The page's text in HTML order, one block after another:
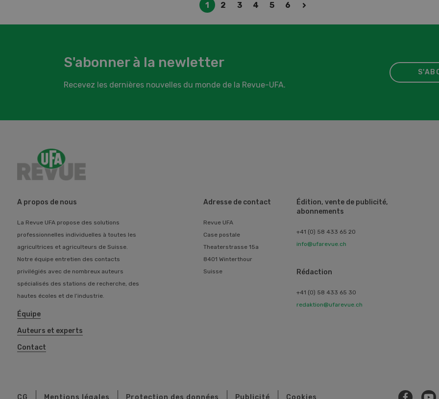
1 2 3 4 5 6
S'abonner à la newletter
Recevez les dernières nouvelles du monde de la Revue-UFA.
A propos de nous
La Revue UFA propose des solutions
professionnelles individuelles à toutes les
agricultrices et agriculteurs de Suisse.
Notre équipe entretien des contacts
privilégiés avec de nombreux auteurs
spécialisés des stations de recherche, des
hautes écoles et de l’industrie.
Équipe
Auteurs et experts
Contact
Adresse de contact
Revue UFA
Case postale
Theaterstrasse 15a
8401 Winterthour
Suisse
Édition, vente de publicité,
abonnements
+41 (0) 58 433 65 20
info@ufarevue.ch
Rédaction
+41 (0) 58 433 65 30
redaktion@ufarevue.ch
CG Mentions légales Protection des données Publicité Cookies